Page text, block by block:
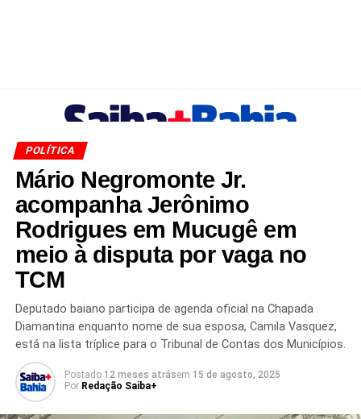
POLÍTICA
Mário Negromonte Jr.
acompanha Jerônimo
Rodrigues em Mucugê em
meio à disputa por vaga no
TCM
Deputado baiano participa de agenda oficial na Chapada
Diamantina enquanto nome de sua esposa, Camila Vasquez,
está na lista tríplice para o Tribunal de Contas dos Municípios.
Postado 12 meses atrásem 15 de agosto, 2025
Por Redação Saiba+